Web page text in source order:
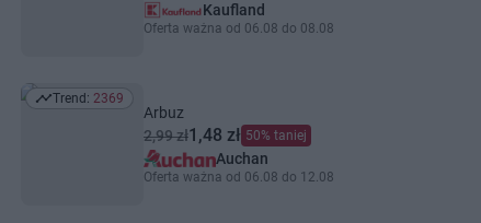
Kaufland
Oferta ważna od 06.08 do 08.08
Trend: 2369
Trend: 2369
Arbuz
2,99 zł1,48 zł 50% taniej
Auchan
Oferta ważna od 06.08 do 12.08